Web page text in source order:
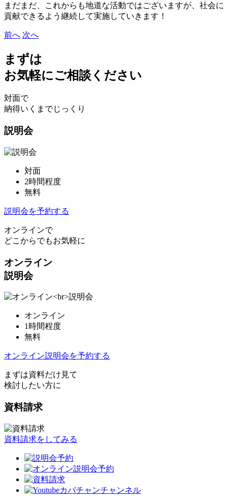
​まだまだ、これからも地道な活動ではございますが、社会に
貢献できるよう継続して実施していきます！
前へ 次へ
まずは
お気軽にご相談ください
対面で
納得いくまでじっくり
説明会
対面
2時間程度
無料
説明会を予約する
オンラインで
どこからでもお気軽に
オンライン
説明会
オンライン
1時間程度
無料
オンライン説明会を予約する
まずは資料だけ見て
検討したい方に
資料請求
資料請求をしてみる